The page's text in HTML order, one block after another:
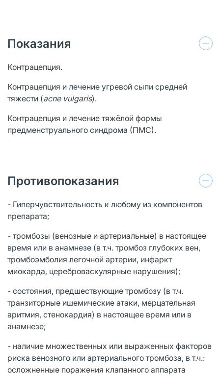
Показания
Контрацепция.
Контрацепция и лечение угревой сыпи средней
тяжести (acne vulgaris).
Контрацепция и лечение тяжёлой формы
предменструального синдрома (ПМС).
Противопоказания
- Гиперчувствительность к любому из компонентов
препарата;
- тромбозы (венозные и артериальные) в настоящее
время или в анамнезе (в т.ч. тромбоз глубоких вен,
тромбоэмболия легочной артерии, инфаркт
миокарда, цереброваскулярные нарушения);
- состояния, предшествующие тромбозу (в т.ч.
транзиторные ишемические атаки, мерцательная
аритмия, стенокардия) в настоящее время или в
анамнезе;
- наличие множественных или выраженных факторов
риска венозного или артериального тромбоза, в т.ч.:
осложненные поражения клапанного аппарата